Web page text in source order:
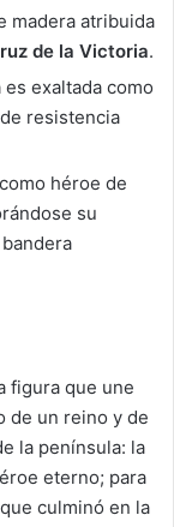
madera atribuida
de la Victoria.
exaltada como
resistencia
héroe de
su
figura que une
de un reino y de
la península: la
eterno; para
culminó en la